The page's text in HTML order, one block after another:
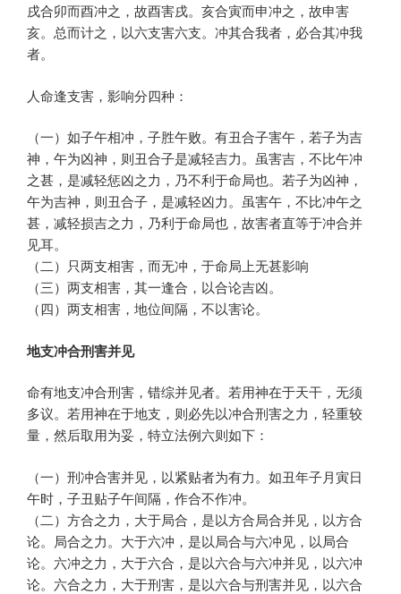
戌合卯而酉冲之，故酉害戌。亥合寅而申冲之，故申害
亥。总而计之，以六支害六支。冲其合我者，必合其冲我
者。
人命逢支害，影响分四种：
（一）如子午相冲，子胜午败。有丑合子害午，若子为吉
神，午为凶神，则丑合子是减轻吉力。虽害吉，不比午冲
之甚，是减轻惩凶之力，乃不利于命局也。若子为凶神，
午为吉神，则丑合子，是减轻凶力。虽害午，不比冲午之
甚，减轻损吉之力，乃利于命局也，故害者直等于冲合并
见耳。
（二）只两支相害，而无冲，于命局上无甚影响
（三）两支相害，其一逢合，以合论吉凶。
（四）两支相害，地位间隔，不以害论。
地支冲合刑害并见
命有地支冲合刑害，错综并见者。若用神在于天干，无须
多议。若用神在于地支，则必先以冲合刑害之力，轻重较
量，然后取用为妥，特立法例六则如下：
（一）刑冲合害并见，以紧贴者为有力。如丑年子月寅日
午时，子丑贴子午间隔，作合不作冲。
（二）方合之力，大于局合，是以方合局合并见，以方合
论。局合之力。大于六冲，是以局合与六冲见，以局合
论。六冲之力，大于六合，是以六合与六冲并见，以六冲
论。六合之力，大于刑害，是以六合与刑害并见，以六合